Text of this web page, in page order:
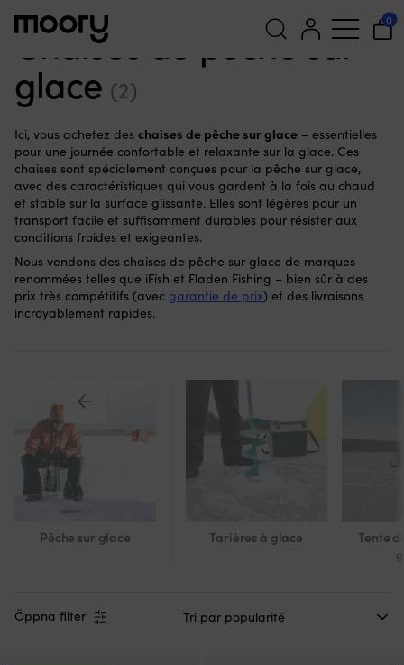
Recherche
pour :
0
Chaises de pêche sur
glace (2)
Ici, vous achetez des chaises de pêche sur glace – essentielles
pour une journée confortable et relaxante sur la glace. Ces
chaises sont spécialement conçues pour la pêche sur glace,
avec des caractéristiques qui vous gardent à la fois au chaud
et stable sur la surface glissante. Elles sont légères pour un
transport facile et suffisamment durables pour résister aux
conditions froides et exigeantes.
Nous vendons des chaises de pêche sur glace de marques
renommées telles que iFish et Fladen Fishing – bien sûr à des
prix très compétitifs (avec garantie de prix) et des livraisons
incroyablement rapides.
Pêche sur glace Tarières à glace
Tente
Öppna filter